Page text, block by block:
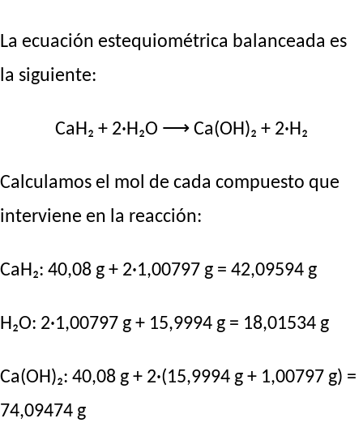
La ecuación estequiométrica balanceada es
la siguiente:
CaH₂ + 2·H₂O ⟶ Ca(OH)₂ + 2·H₂
Calculamos el mol de cada compuesto que
interviene en la reacción:
CaH₂: 40,08 g + 2·1,00797 g = 42,09594 g
H₂O: 2·1,00797 g + 15,9994 g = 18,01534 g
Ca(OH)₂: 40,08 g + 2·(15,9994 g + 1,00797 g) =
74,09474 g